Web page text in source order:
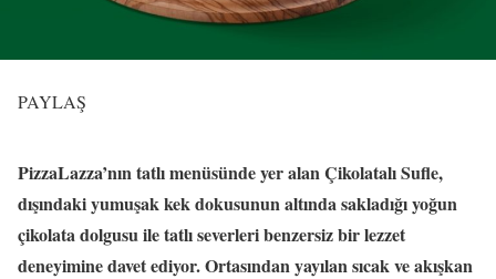
PAYLAŞ
PizzaLazza’nın tatlı menüsünde yer alan Çikolatalı Sufle,
dışındaki yumuşak kek dokusunun altında sakladığı yoğun
çikolata dolgusu ile tatlı severleri benzersiz bir lezzet
deneyimine davet ediyor. Ortasından yayılan sıcak ve akışkan